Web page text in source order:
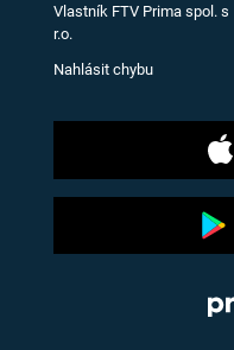
Vlastník FTV Prima spol. s
r.o.
Nahlásit chybu